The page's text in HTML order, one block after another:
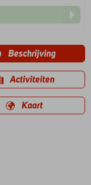
Beschrijving
Activiteiten
Kaart